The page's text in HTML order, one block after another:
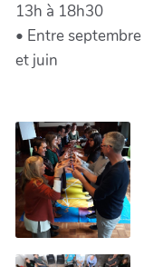
13h à 18h30
• Entre septembre
et juin